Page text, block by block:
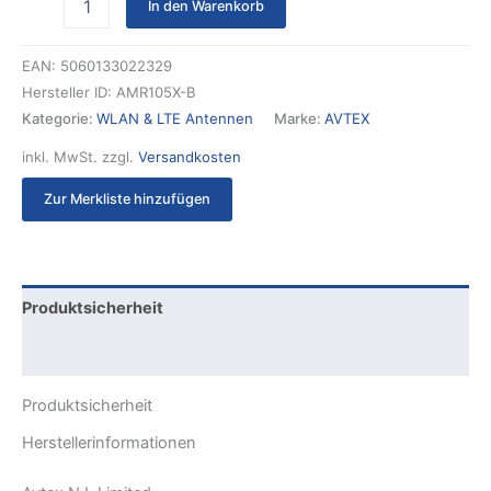
In den Warenkorb
EAN: 5060133022329
Hersteller ID: AMR105X-B
Kategorie: WLAN & LTE Antennen Marke: AVTEX
inkl. MwSt. zzgl. Versandkosten
Zur Merkliste hinzufügen
Produktsicherheit
Produktsicherheit
Herstellerinformationen